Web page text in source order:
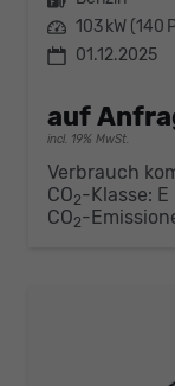
Leistung 103 kW (140
01.12.2025
auf
incl. 19% MwSt.
Verbrauch
CO2-Klasse: E
CO2-